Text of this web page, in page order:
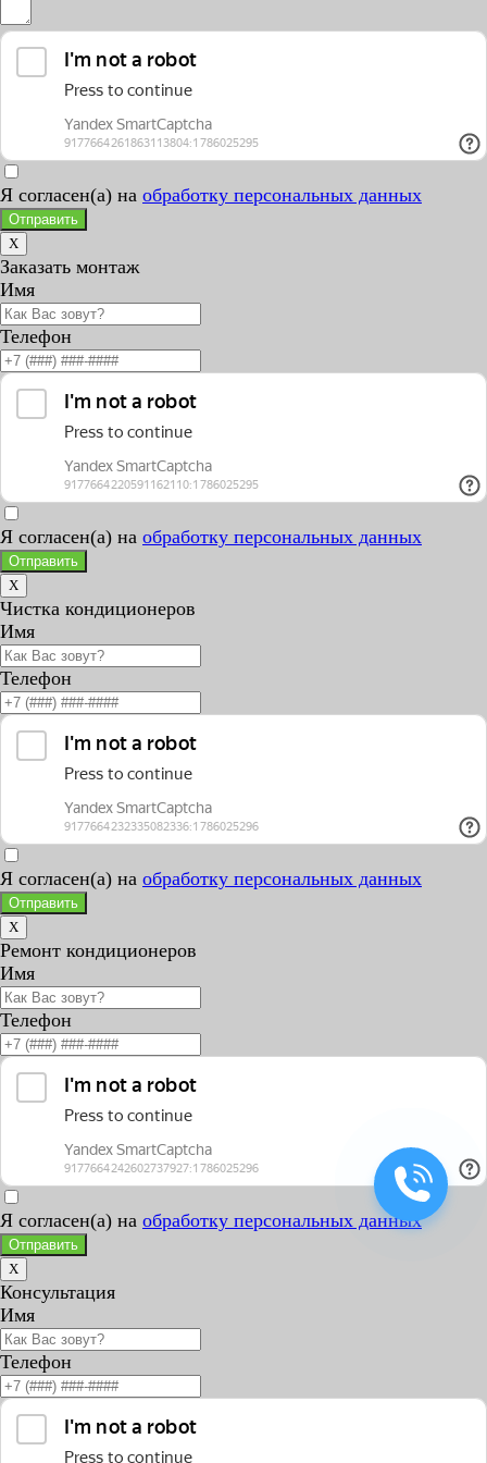
Я согласен(а) на обработку персональных данных
Отправить
X
Заказать монтаж
Имя
Телефон
Я согласен(а) на обработку персональных данных
Отправить
X
Чистка кондиционеров
Имя
Телефон
Я согласен(а) на обработку персональных данных
Отправить
X
Ремонт кондиционеров
Имя
Телефон
Я согласен(а) на обработку персональных данных
Отправить
X
Консультация
Имя
Телефон